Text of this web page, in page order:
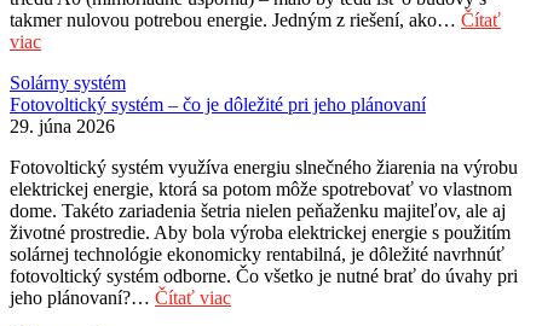
takmer nulovou potrebou energie. Jedným z riešení, ako… Čítať
viac
Solárny systém
Fotovoltický systém – čo je dôležité pri jeho plánovaní
29. júna 2026
Fotovoltický systém využíva energiu slnečného žiarenia na výrobu
elektrickej energie, ktorá sa potom môže spotrebovať vo vlastnom
dome. Takéto zariadenia šetria nielen peňaženku majiteľov, ale aj
životné prostredie. Aby bola výroba elektrickej energie s použitím
solárnej technológie ekonomicky rentabilná, je dôležité navrhnúť
fotovoltický systém odborne. Čo všetko je nutné brať do úvahy pri
jeho plánovaní?… Čítať viac